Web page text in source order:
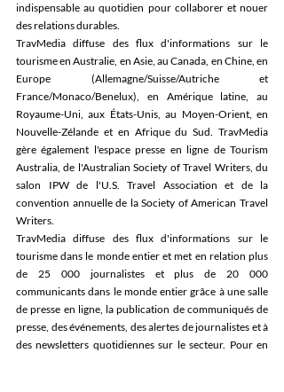
indispensable au quotidien pour collaborer et nouer
des relations durables.
TravMedia diffuse des flux d'informations sur le
tourisme en Australie, en Asie, au Canada, en Chine, en
Europe (Allemagne/Suisse/Autriche et
France/Monaco/Benelux), en Amérique latine, au
Royaume-Uni, aux États-Unis, au Moyen-Orient, en
Nouvelle-Zélande et en Afrique du Sud. TravMedia
gère également l'espace presse en ligne de Tourism
Australia, de l'Australian Society of Travel Writers, du
salon IPW de l'U.S. Travel Association et de la
convention annuelle de la Society of American Travel
Writers.
TravMedia diffuse des flux d'informations sur le
tourisme dans le monde entier et met en relation plus
de 25 000 journalistes et plus de 20 000
communicants dans le monde entier grâce à une salle
de presse en ligne, la publication de communiqués de
presse, des événements, des alertes de journalistes et à
des newsletters quotidiennes sur le secteur. Pour en